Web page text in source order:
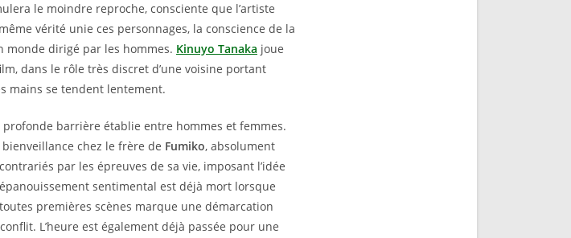
le moindre reproche, consciente que l’artiste
vérité unie ces personnages, la conscience de la
monde dirigé par les hommes. Kinuyo Tanaka joue
dans le rôle très discret d’une voisine portant
mains se tendent lentement.
profonde barrière établie entre hommes et femmes.
chez le frère de Fumiko, absolument
par les épreuves de sa vie, imposant l’idée
sentimental est déjà mort lorsque
premières scènes marque une démarcation
L’heure est également déjà passée pour une